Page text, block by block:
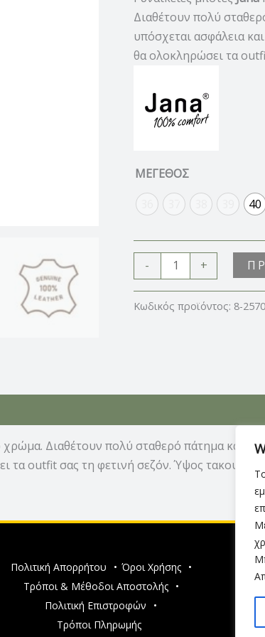
Διαθέτουν πολύ
υπόσχεται ασφάλεια
θα ολοκληρώσει τα
ΜΕΓΕΘΟΣ
40
- +
Κωδικός προϊόντος: 8-
Διαθέτουν πολύ σταθερό πάτημα και η
outfit σας τη φετινή σεζόν. Ύψος τακουνιού
Πολιτική Απορρήτου • Όροι Χρήσης
•
Τρόποι & Μέθοδοι Αποστολής
•
Πολιτική Επιστροφών
•
Τρόποι Πληρωμής